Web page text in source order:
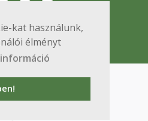
kat használunk,
élményt
BME Építőmérnöki Kar
Műegyetem rkp. 3.